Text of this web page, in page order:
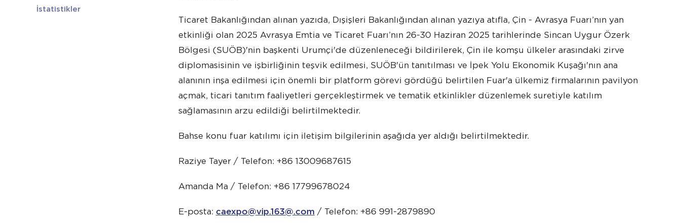
İstatistikler
Ticaret Bakanlığından alınan yazıda, Dışişleri Bakanlığından alınan yazıya atıfla, Çin - Avrasya Fuarı’nın yan
etkinliği olan 2025 Avrasya Emtia ve Ticaret Fuarı’nın 26-30 Haziran 2025 tarihlerinde Sincan Uygur Özerk
Bölgesi (SUÖB)'nin başkenti Urumçi'de düzenleneceği bildirilerek, Çin ile komşu ülkeler arasındaki zirve
diplomasisinin ve işbirliğinin teşvik edilmesi, SUÖB'ün tanıtılması ve İpek Yolu Ekonomik Kuşağı'nın ana
alanının inşa edilmesi için önemli bir platform görevi gördüğü belirtilen Fuar'a ülkemiz firmalarının pavilyon
açmak, ticari tanıtım faaliyetleri gerçekleştirmek ve tematik etkinlikler düzenlemek suretiyle katılım
sağlamasının arzu edildiği belirtilmektedir.
Bahse konu fuar katılımı için iletişim bilgilerinin aşağıda yer aldığı belirtilmektedir.
Raziye Tayer / Telefon: +86 13009687615
Amanda Ma / Telefon: +86 17799678024
E-posta: caexpo@vip.163@.com / Telefon: +86 991-2879890